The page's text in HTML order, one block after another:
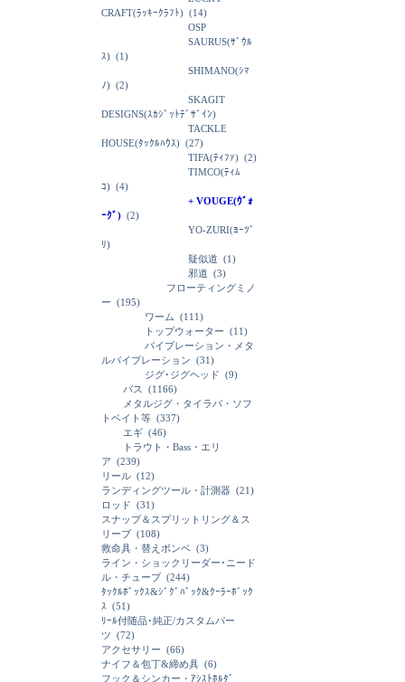
CRAFT(ﾗｯｷｰｸﾗﾌﾄ) (14)
OSP
SAURUS(ｻﾞｳﾙ
ｽ) (1)
SHIMANO(ｼﾏ
ﾉ) (2)
SKAGIT
DESIGNS(ｽｶｼﾞｯﾄﾃﾞｻﾞｲﾝ)
TACKLE
HOUSE(ﾀｯｸﾙﾊｳｽ) (27)
TIFA(ﾃｨﾌｧ) (2)
TIMCO(ﾃｨﾑ
ｺ) (4)
+ VOUGE(ｳﾞｫ
ｰｸﾞ) (2)
YO-ZURI(ﾖｰﾂﾞ
ﾘ)
疑似道 (1)
邪道 (3)
フローティングミノ
ー (195)
ワーム (111)
トップウォーター (11)
バイブレーション・メタ
ルバイブレーション (31)
ジグ･ジグヘッド (9)
バス
(1166)
メタルジグ・タイラバ・ソフ
トベイト等 (337)
エギ (46)
トラウト・Bass・エリ
ア (239)
リール (12)
ランディングツール・計測器 (21)
ロッド (31)
スナップ＆スプリットリング＆ス
リーブ (108)
救命具・替えボンベ (3)
ライン・ショックリーダー･ニード
ル・チューブ (244)
ﾀｯｸﾙﾎﾞｯｸｽ&ｼﾞｸﾞﾊﾞｯｸ&ｸｰﾗｰﾎﾞｯｸ
ｽ (51)
ﾘｰﾙ付随品･純正/カスタムパー
ツ (72)
アクセサリー (66)
ナイフ＆包丁&締め具 (6)
フック＆シンカー・ｱｼｽﾄﾎﾙﾀﾞ